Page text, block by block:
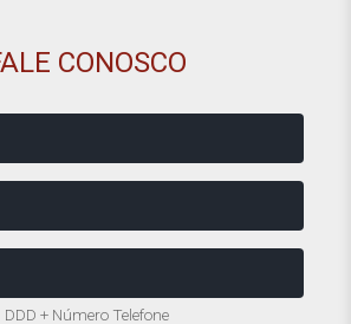
CONOSCO
DDD + Número Telefone